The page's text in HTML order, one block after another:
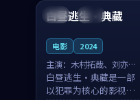
韩国 热播
白昼逃生·典藏
电影 2024
主演： 木村拓哉、刘亦菲
等
白昼逃生·典藏是一部
以犯罪为核心的影视作